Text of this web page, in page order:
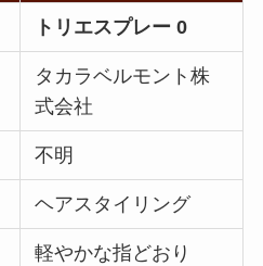
トリエスプレー 0
タカラベルモント株
式会社
不明
ヘアスタイリング
軽やかな指どおり